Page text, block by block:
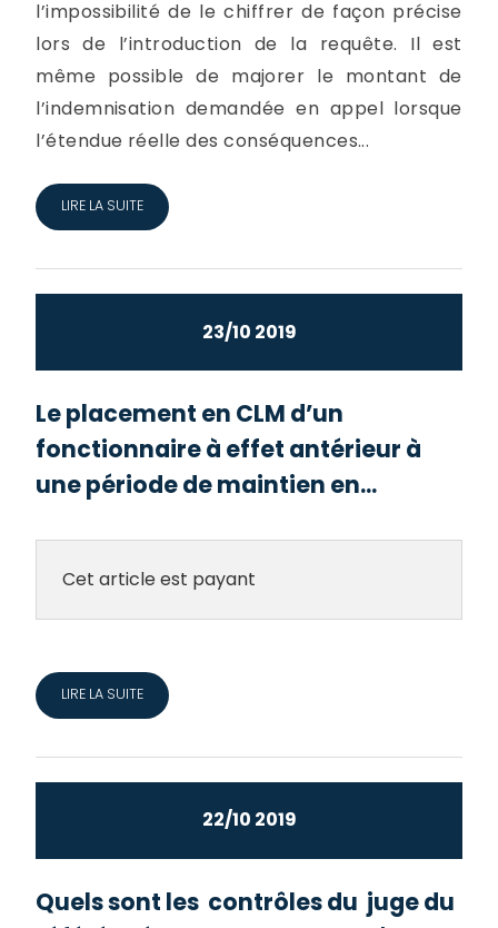
l’impossibilité de le chiffrer de façon précise
lors de l’introduction de la requête. Il est
même possible de majorer le montant de
l’indemnisation demandée en appel lorsque
l’étendue réelle des conséquences...
LIRE LA SUITE
23/10 2019
Le placement en CLM d’un
fonctionnaire à effet antérieur à
une période de maintien en...
Cet article est payant
LIRE LA SUITE
22/10 2019
Quels sont les contrôles du juge du